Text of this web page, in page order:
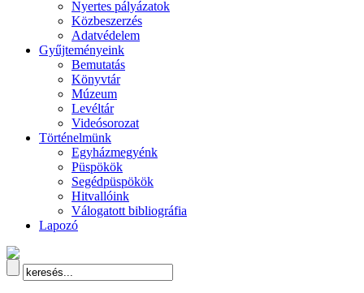
Nyertes pályázatok
Közbeszerzés
Adatvédelem
Gyűjteményeink
Bemutatás
Könyvtár
Múzeum
Levéltár
Videósorozat
Történelmünk
Egyházmegyénk
Püspökök
Segédpüspökök
Hitvallóink
Válogatott bibliográfia
Lapozó